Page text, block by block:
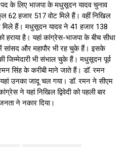
पद के लिए भाजपा के मधुसूदन यादव चुनाव
हजार 517 वोट मिले हैं। वहीं निखिल
मिले हैं। मधुसूदन यादव ने 41 हजार 138
हराया है। यहां कांग्रेस-भाजपा के बीच सीधा
सांसद और महापौर भी रह चुके हैं। इसके
जिम्मेदारी भी संभाल चुके हैं। मधुसूदन पूर्व
सिंह के करीबी माने जाते हैं। डॉ. रमन
उनका जादू चल गया। डॉ. रमन ने सीएम
ने यहां निखिल द्विवेदी को पहली बार
ने नकार दिया।